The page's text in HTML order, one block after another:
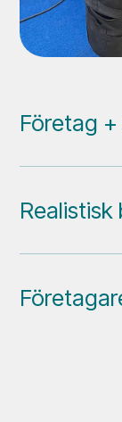
Företag
Realistisk